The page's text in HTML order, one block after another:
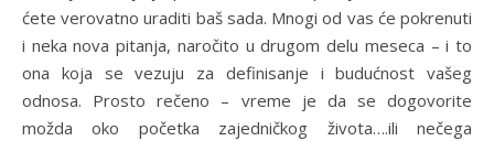
ćete verovatno uraditi baš sada. Mnogi od vas će pokrenuti
i neka nova pitanja, naročito u drugom delu meseca – i to
ona koja se vezuju za definisanje i budućnost vašeg
odnosa. Prosto rečeno – vreme je da se dogovorite
možda oko početka zajedničkog života….ili nečega